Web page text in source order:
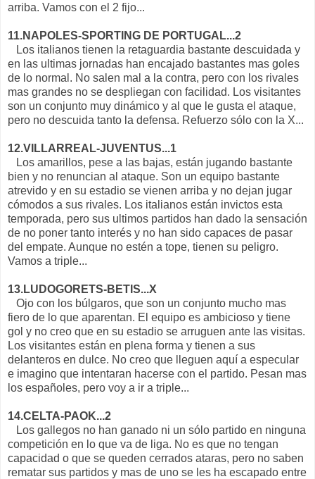
arriba. Vamos con el 2 fijo...
11.NAPOLES-SPORTING DE PORTUGAL...2
Los italianos tienen la retaguardia bastante descuidada y
en las ultimas jornadas han encajado bastantes mas goles
de lo normal. No salen mal a la contra, pero con los rivales
mas grandes no se despliegan con facilidad. Los visitantes
son un conjunto muy dinámico y al que le gusta el ataque,
pero no descuida tanto la defensa. Refuerzo sólo con la X...
12.VILLARREAL-JUVENTUS...1
Los amarillos, pese a las bajas, están jugando bastante
bien y no renuncian al ataque. Son un equipo bastante
atrevido y en su estadio se vienen arriba y no dejan jugar
cómodos a sus rivales. Los italianos están invictos esta
temporada, pero sus ultimos partidos han dado la sensación
de no poner tanto interés y no han sido capaces de pasar
del empate. Aunque no estén a tope, tienen su peligro.
Vamos a triple...
13.LUDOGORETS-BETIS...X
Ojo con los búlgaros, que son un conjunto mucho mas
fiero de lo que aparentan. El equipo es ambicioso y tiene
gol y no creo que en su estadio se arruguen ante las visitas.
Los visitantes están en plena forma y tienen a sus
delanteros en dulce. No creo que lleguen aquí a especular
e imagino que intentaran hacerse con el partido. Pesan mas
los españoles, pero voy a ir a triple...
14.CELTA-PAOK...2
Los gallegos no han ganado ni un sólo partido en ninguna
competición en lo que va de liga. No es que no tengan
capacidad o que se queden cerrados ataras, pero no saben
rematar sus partidos y mas de uno se les ha escapado entre